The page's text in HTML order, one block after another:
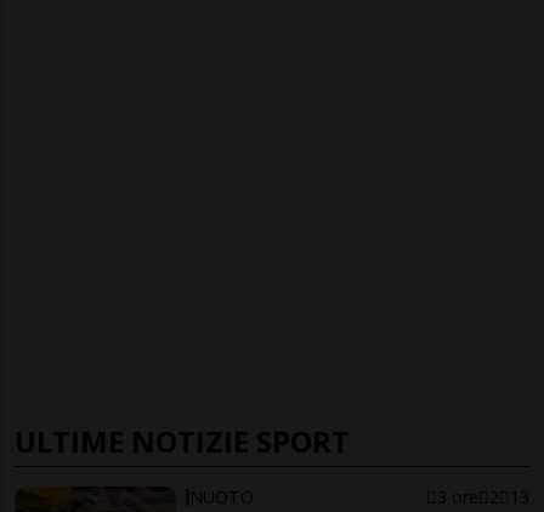
ULTIME NOTIZIE SPORT
NUOTO 3 ore 2 13